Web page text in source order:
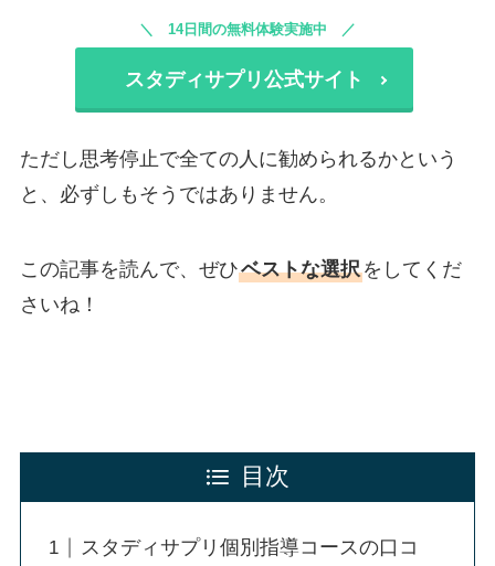
14日間の無料体験実施中
スタディサプリ公式サイト
ただし思考停止で全ての人に勧められるかという
と、必ずしもそうではありません。
この記事を読んで、ぜひベストな選択をしてくだ
さいね！
目次
スタディサプリ個別指導コースの口コ